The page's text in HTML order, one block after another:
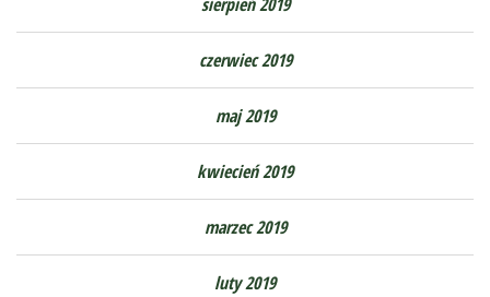
czerwiec 2019
maj 2019
kwiecień 2019
marzec 2019
luty 2019